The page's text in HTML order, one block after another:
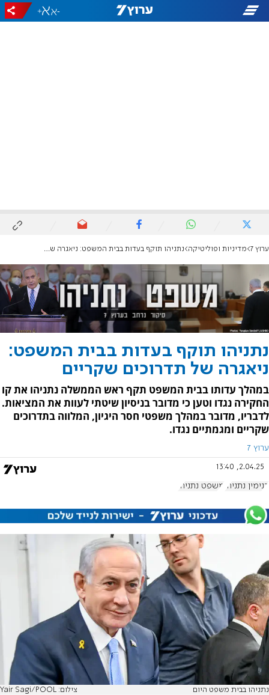
-
+
ערוץ 7 מדיניות ופוליטיקה נתניהו תוקף בעדות בבית המשפט: ניאגרה של תדרוכים שקריים
נתניהו תוקף בעדות בבית המשפט:
ניאגרה של תדרוכים שקריים
במהלך עדותו בבית המשפט תקף ראש הממשלה נתניהו את קו
החקירה נגדו וטען כי מדובר בניסיון שיטתי לעוות את המציאות.
לדבריו, מדובר במהלך משפטי חסר היגיון, המלווה בתדרוכים
שקריים ומגמתיים נגדו.
ערוץ 7
2.04.25, 13:40
בנימין נתניהו משפט נתניהו
נתניהו בבית משפט היום צילום: Yair Sagi/POOL